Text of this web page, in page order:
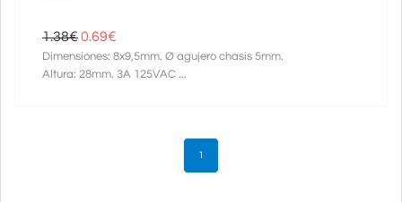
1.38€0.69€
Dimensiones: 8x9,5mm. Ø agujero chasis 5mm.
Altura: 28mm. 3A 125VAC ...
1